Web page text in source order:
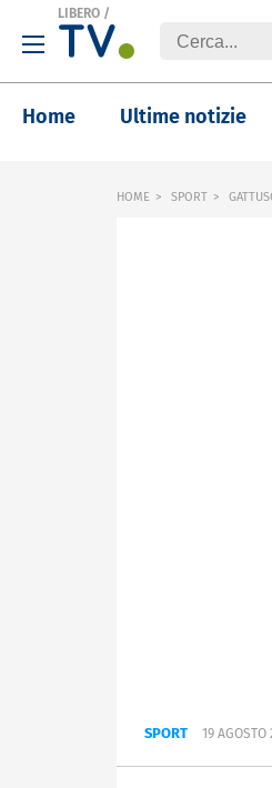
LIBERO /
Home Ultime notizie
HOME SPORT
SPORT 19 AGOSTO